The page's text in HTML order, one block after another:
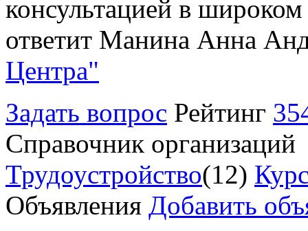
консультацией в
ответит Манина Анна
Центра"
Задать вопрос Рейтинг
Справочник организаций
Трудоустройство(12)
Объявления Добавить